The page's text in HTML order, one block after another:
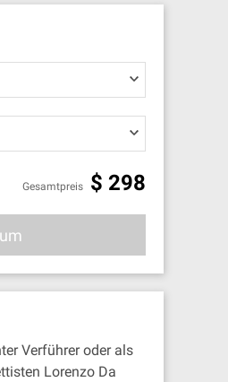
Gesamtpreis $ 298
Verführer oder als
Lorenzo Da